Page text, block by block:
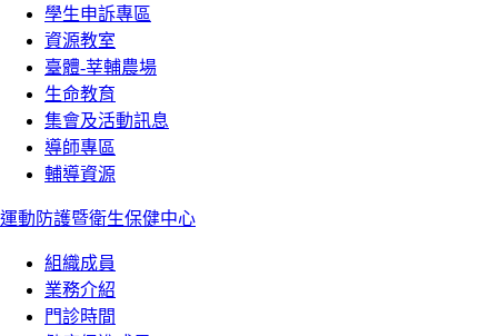
學生申訴專區
資源教室
臺體-莘輔農場
生命教育
集會及活動訊息
導師專區
輔導資源
運動防護暨衛生保健中心
組織成員
業務介紹
門診時間